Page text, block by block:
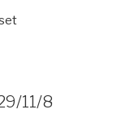
11/8